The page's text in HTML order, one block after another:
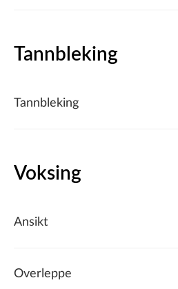
Tannbleking
Tannbleking
Voksing
Ansikt
Overleppe